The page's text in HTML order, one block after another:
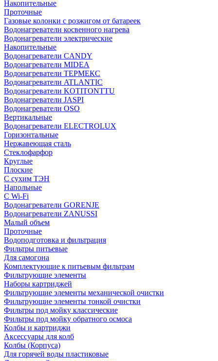
Накопительные
Проточные
Газовые колонки с розжигом от батареек
Водонагреватели косвенного нагрева
Водонагреватели электрические
Накопительные
Водонагреватели CANDY
Водонагреватели MIDEA
Водонагреватели ТЕРМЕКС
Водонагреватели ATLANTIC
Водонагреватели KOTITONTTU
Водонагреватели JASPI
Водонагреватели OSO
Вертикальные
Водонагреватели ELECTROLUX
Горизонтальные
Нержавеющая сталь
Стеклофарфор
Круглые
Плоские
С сухим ТЭН
Напольные
С Wi-Fi
Водонагреватели GORENJE
Водонагреватели ZANUSSI
Малый объем
Проточные
Водоподготовка и фильтрация
Фильтры питьевые
Для самогона
Комплектующие к питьевым фильтрам
Фильтрующие элементы
Наборы картриджей
Фильтрующие элементы механической очистки
Фильтрующие элементы тонкой очистки
Фильтры под мойку классические
Фильтры под мойку обратного осмоса
Колбы и картриджи
Аксессуары для колб
Колбы (Корпуса)
Для горячей воды пластиковые